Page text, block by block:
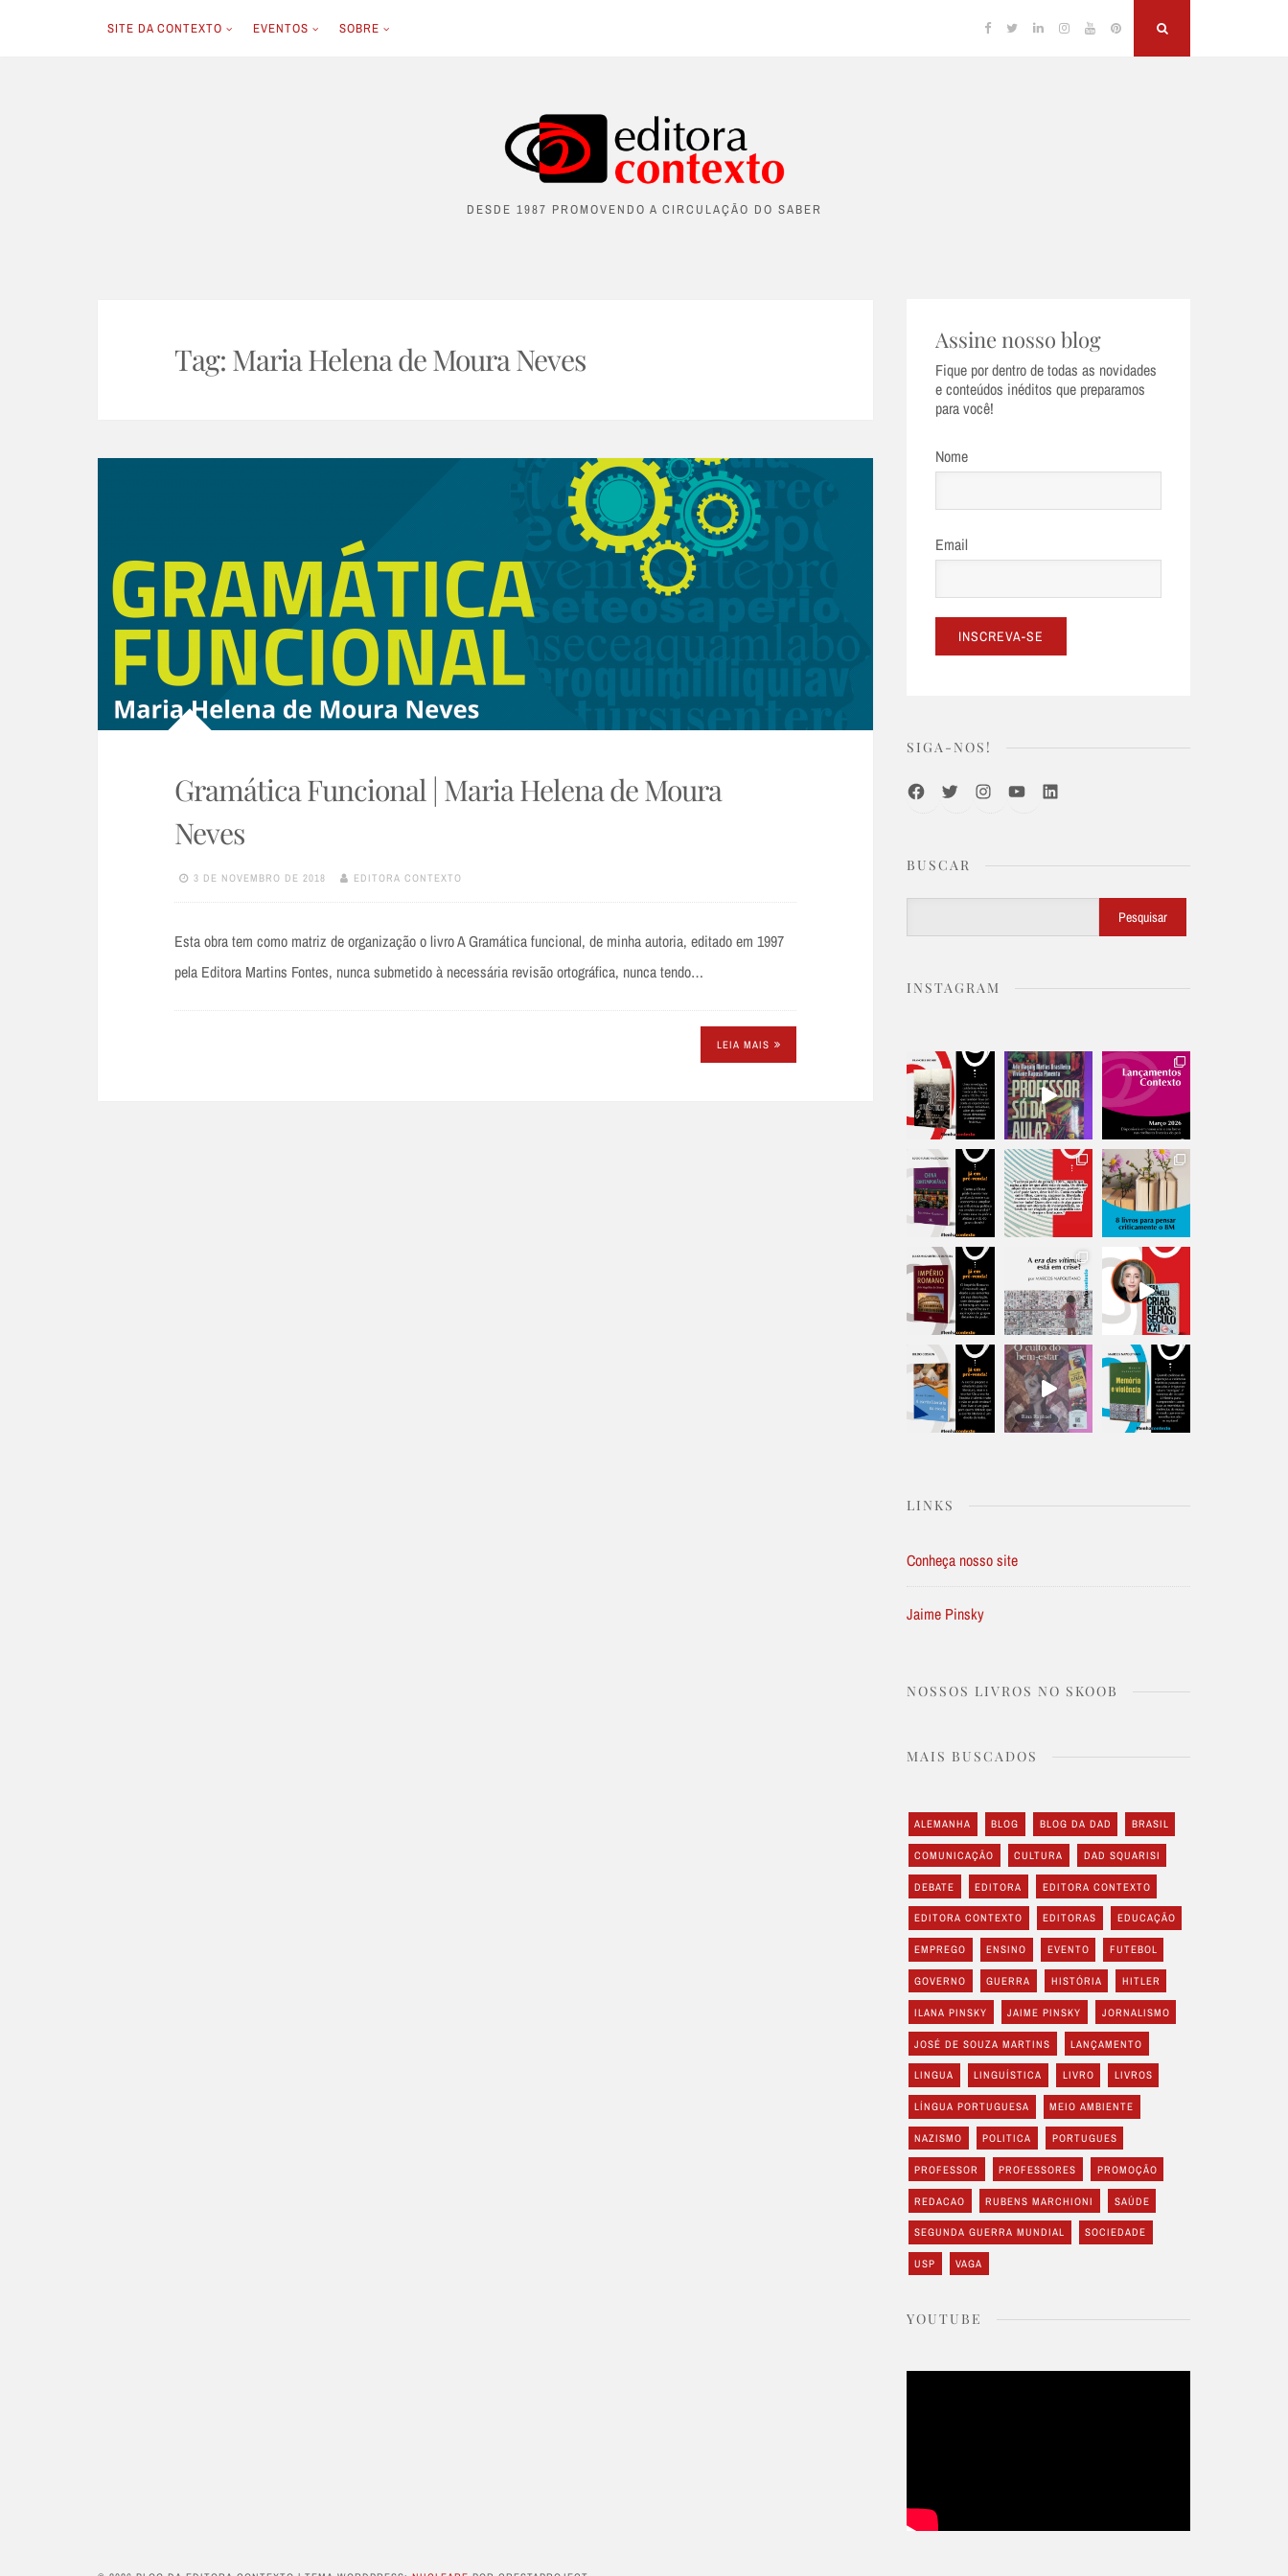
SITE DA CONTEXTO EVENTOS SOBRE Facebook
TwitterLinkedinInstagram
YouTubePinterest
DESDE 1987 PROMOVENDO A CIRCULAÇÃO DO SABER
Tag: Maria Helena de Moura Neves
Gramática Funcional | Maria Helena de Moura
Neves
3 DE NOVEMBRO DE 2018 EDITORA CONTEXTO
Esta obra tem como matriz de organização o livro A Gramática funcional, de minha autoria, editado em 1997
pela Editora Martins Fontes, nunca submetido à necessária revisão ortográfica, nunca tendo…
LEIA MAIS
Assine nosso blog
Fique por dentro de todas as novidades
e conteúdos inéditos que preparamos
para você!
Nome
Email
SIGA-NOS!
FacebookTwitterInstagramYoutubeLinkedIn
BUSCAR
Pesquisar
INSTAGRAM
LINKS
Conheça nosso site
Jaime Pinsky
NOSSOS LIVROS NO SKOOB
MAIS BUSCADOS
ALEMANHA BLOG BLOG DA DAD BRASIL
COMUNICAÇÃO CULTURA DAD SQUARISI
DEBATE EDITORA EDITORA CONTEXTO
EDITORA CONTEXTO EDITORAS EDUCAÇÃO
EMPREGO ENSINO EVENTO FUTEBOL
GOVERNO GUERRA HISTÓRIA HITLER
ILANA PINSKY JAIME PINSKY JORNALISMO
JOSÉ DE SOUZA MARTINS LANÇAMENTO
LINGUA LINGUÍSTICA LIVRO LIVROS
LÍNGUA PORTUGUESA MEIO AMBIENTE
NAZISMO POLITICA PORTUGUES
PROFESSOR PROFESSORES PROMOÇÃO
REDACAO RUBENS MARCHIONI SAÚDE
SEGUNDA GUERRA MUNDIAL SOCIEDADE
USP VAGA
YOUTUBE